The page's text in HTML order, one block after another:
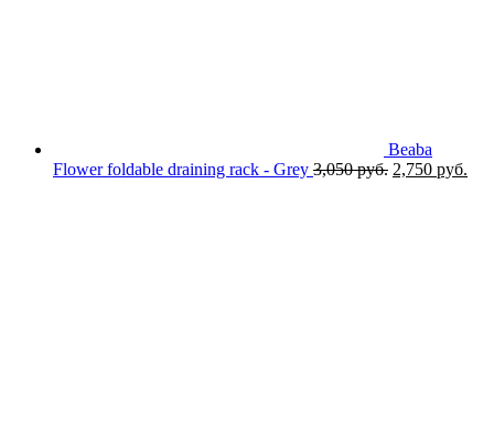
Beaba
Flower foldable draining rack - Grey 3,050руб. 2,750 руб.